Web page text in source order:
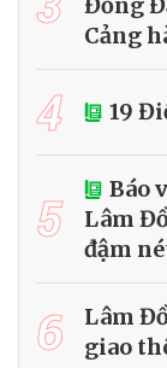
Cảng
4 19
5
Báo
Lâm
đậm
6
Lâm
giao